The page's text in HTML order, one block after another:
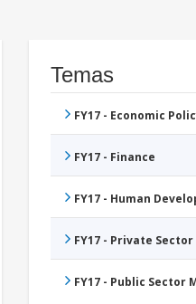
Temas
FY17 - Economic
FY17 - Finance
FY17 - Human
FY17 - Private
FY17 - Public Sector